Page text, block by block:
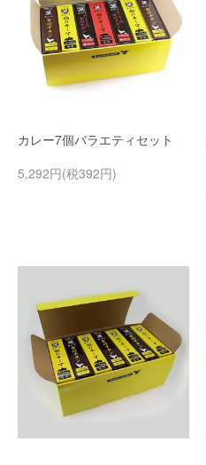
カレー7個バラエティセット
5,292円(税392円)